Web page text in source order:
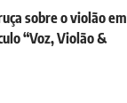
sobre o violão em
“Voz, Violão &